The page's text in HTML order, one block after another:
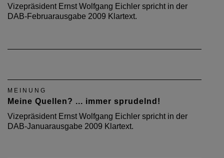
Vizepräsident Ernst Wolfgang Eichler spricht in der
DAB-Februarausgabe 2009 Klartext.
MEINUNG
Meine Quellen? ... immer sprudelnd!
Vizepräsident Ernst Wolfgang Eichler spricht in der
DAB-Januarausgabe 2009 Klartext.